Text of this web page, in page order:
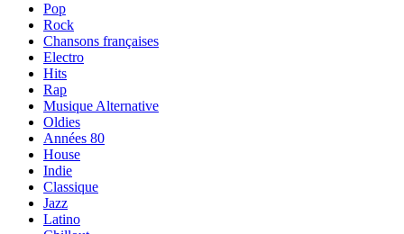
Pop
Rock
Chansons françaises
Electro
Hits
Rap
Musique Alternative
Oldies
Années 80
House
Indie
Classique
Jazz
Latino